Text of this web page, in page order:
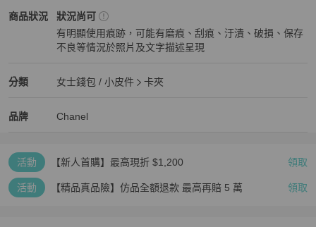
產品尺寸 (人手量度有可能存在1-2cm 誤差)：11CM X 7.5CM
商品狀況
Chanel女士錢包 / 小皮件
狀況尚可
有明顯使用痕跡，可能有磨痕、刮痕、汙漬、破損、保存
不良等情況於照片及文字描述呈現
分類
Chanel 女士錢包 / 小皮件分類資訊
女士錢包 / 小皮件
卡夾
品牌
Chanel 精品女士錢包 / 小皮件
Chanel
Chanel 推薦清單
活動 【新人首購】最高現折 $1,200 領取
活動 【精品真品險】仿品全額退款 最高再賠 5 萬 領取